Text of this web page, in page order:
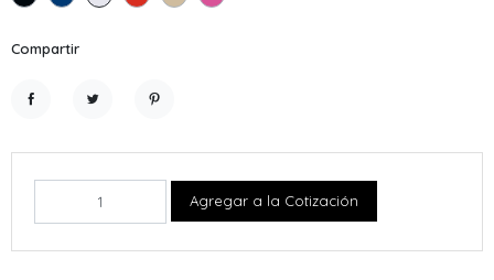
Compartir
Agregar a la Cotización